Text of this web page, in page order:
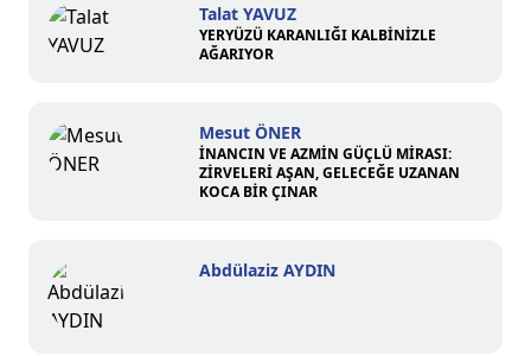
Talat YAVUZ
YERYÜZÜ KARANLIĞI KALBİNİZLE
AĞARIYOR
Mesut ÖNER
İNANCIN VE AZMİN GÜÇLÜ MİRASI:
ZİRVELERİ AŞAN, GELECEĞE UZANAN
KOCA BİR ÇINAR
Abdülaziz AYDIN